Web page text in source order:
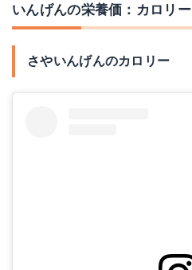
いんげんの栄養価：カロリー
さやいんげんのカロリー